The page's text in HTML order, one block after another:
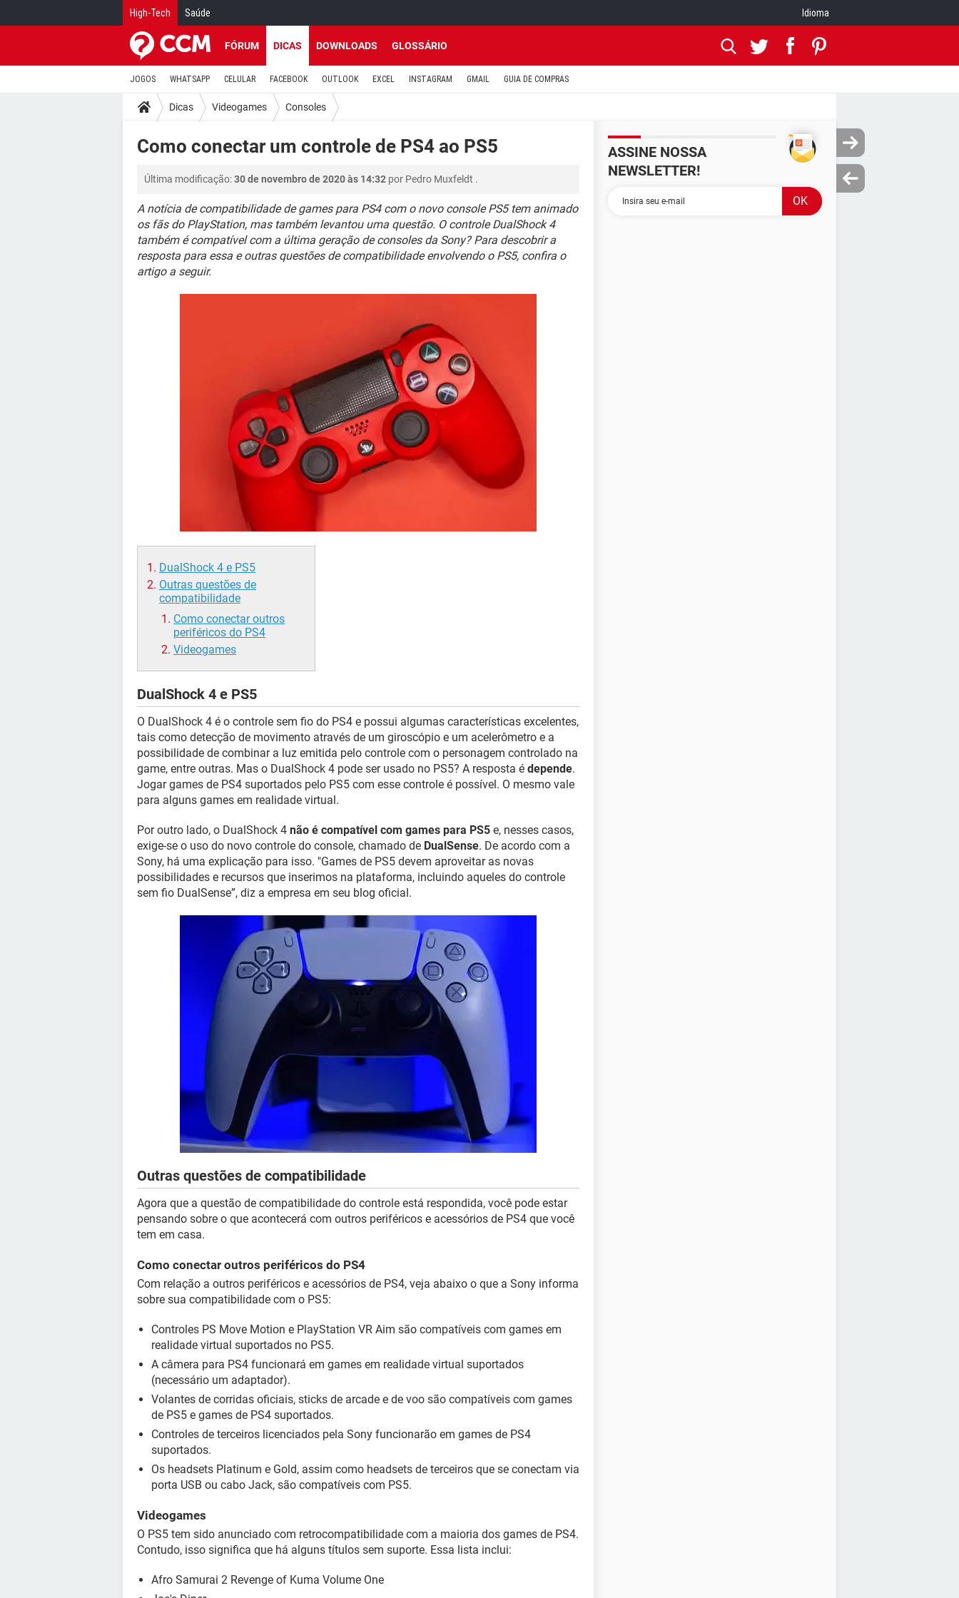
High-Tech Saúde Idioma
FÓRUM DICAS DOWNLOADS GLOSSÁRIO
JOGOS WHATSAPP CELULAR FACEBOOK OUTLOOK EXCEL INSTAGRAM GMAIL GUIA DE COMPRAS
Dicas Videogames Consoles
Como conectar um controle de PS4 ao PS5
Última modificação:30 de novembro de 2020 às 14:32 por Pedro Muxfeldt .
A notícia de compatibilidade de games para PS4 com o novo console PS5 tem animado
os fãs do PlayStation, mas também levantou uma questão. O controle DualShock 4
também é compatível com a última geração de consoles da Sony? Para descobrir a
resposta para essa e outras questões de compatibilidade envolvendo o PS5, confira o
artigo a seguir.
DualShock 4 e PS5
Outras questões de
compatibilidade
Como conectar outros
periféricos do PS4
Videogames
DualShock 4 e PS5
O DualShock 4 é o controle sem fio do PS4 e possui algumas características excelentes,
tais como detecção de movimento através de um giroscópio e um acelerômetro e a
possibilidade de combinar a luz emitida pelo controle com o personagem controlado na
game, entre outras. Mas o DualShock 4 pode ser usado no PS5? A resposta é depende.
Jogar games de PS4 suportados pelo PS5 com esse controle é possível. O mesmo vale
para alguns games em realidade virtual.
Por outro lado, o DualShock 4 não é compatível com games para PS5 e, nesses casos,
exige-se o uso do novo controle do console, chamado de DualSense. De acordo com a
Sony, há uma explicação para isso. "Games de PS5 devem aproveitar as novas
possibilidades e recursos que inserimos na plataforma, incluindo aqueles do controle
sem fio DualSense”, diz a empresa em seu blog oficial.
Outras questões de compatibilidade
Agora que a questão de compatibilidade do controle está respondida, você pode estar
pensando sobre o que acontecerá com outros periféricos e acessórios de PS4 que você
tem em casa.
Como conectar outros periféricos do PS4
Com relação a outros periféricos e acessórios de PS4, veja abaixo o que a Sony informa
sobre sua compatibilidade com o PS5:
Controles PS Move Motion e PlayStation VR Aim são compatíveis com games em
realidade virtual suportados no PS5.
A câmera para PS4 funcionará em games em realidade virtual suportados
(necessário um adaptador).
Volantes de corridas oficiais, sticks de arcade e de voo são compatíveis com games
de PS5 e games de PS4 suportados.
Controles de terceiros licenciados pela Sony funcionarão em games de PS4
suportados.
Os headsets Platinum e Gold, assim como headsets de terceiros que se conectam via
porta USB ou cabo Jack, são compatíveis com PS5.
Videogames
O PS5 tem sido anunciado com retrocompatibilidade com a maioria dos games de PS4.
Contudo, isso significa que há alguns títulos sem suporte. Essa lista inclui:
Afro Samurai 2 Revenge of Kuma Volume One
ASSINE NOSSA
NEWSLETTER!